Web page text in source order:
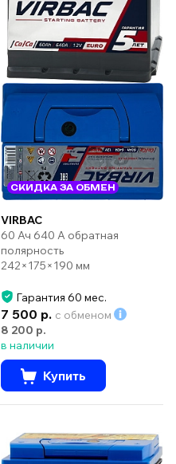
СКИДКА ЗА ОБМЕН
VIRBAC
60 Ач 640 А обратная
полярность
242×175×190 мм
Гарантия 60 мес.
7 500 р. с обменом
8 200 р.
в наличии
Купить